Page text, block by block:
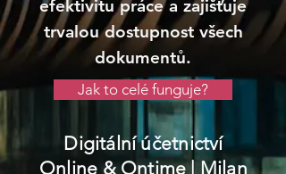
efektivitu práce a zajišťuje
trvalou dostupnost všech
dokumentů.
Jak to celé funguje?
Digitální účetnictví
Online & Ontime| Milan